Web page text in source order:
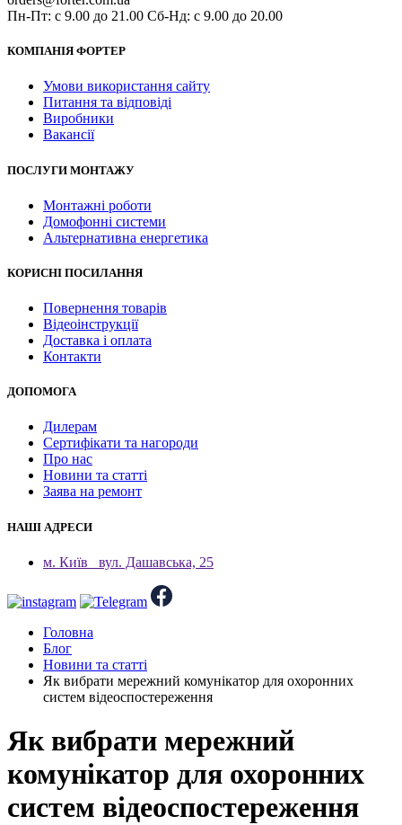
Пн-Пт: с 9.00 до 21.00 Сб-Нд: с 9.00 до 20.00
КОМПАНІЯ ФОРТЕР
Умови використання сайту
Питання та відповіді
Виробники
Вакансії
ПОСЛУГИ МОНТАЖУ
Монтажні роботи
Домофонні системи
Альтернативна енергетика
КОРИСНІ ПОСИЛАННЯ
Повернення товарів
Відеоінструкції
Доставка і оплата
Контакти
ДОПОМОГА
Дилерам
Сертифікати та нагороди
Про нас
Новини та статті
Заява на ремонт
НАШІ АДРЕСИ
м. Київ вул. Дашавська, 25
Головна
Блог
Новини та статті
Як вибрати мережний комунікатор для охоронних
систем відеоспостереження
Як вибрати мережний
комунікатор для охоронних
систем відеоспостереження